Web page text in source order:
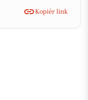
Kopiér link